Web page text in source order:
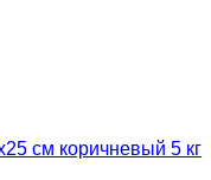
см коричневый 5 кг